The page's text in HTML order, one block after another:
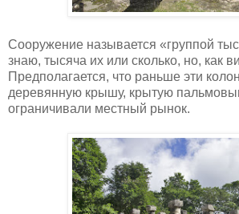
Сооружение называется «группой
знаю, тысяча их или сколько, но, как
Предполагается, что раньше эти
деревянную крышу, крытую
ограничивали местный рынок.